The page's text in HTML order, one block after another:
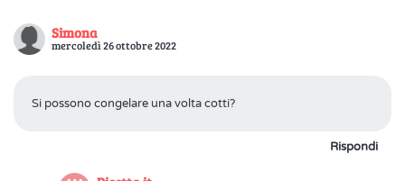
Simona
mercoledì 26 ottobre 2022
Si possono congelare una volta cotti?
Rispondi